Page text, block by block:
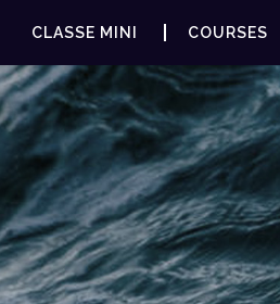
CLASSE MINI COURSES